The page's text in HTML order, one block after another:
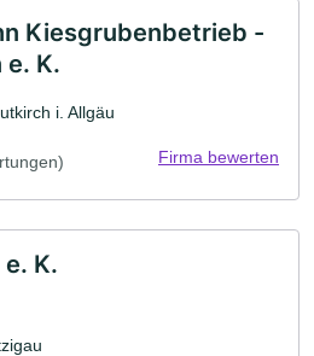
Kiesgrubenbetrieb -
K.
i. Allgäu
Firma bewerten
K.